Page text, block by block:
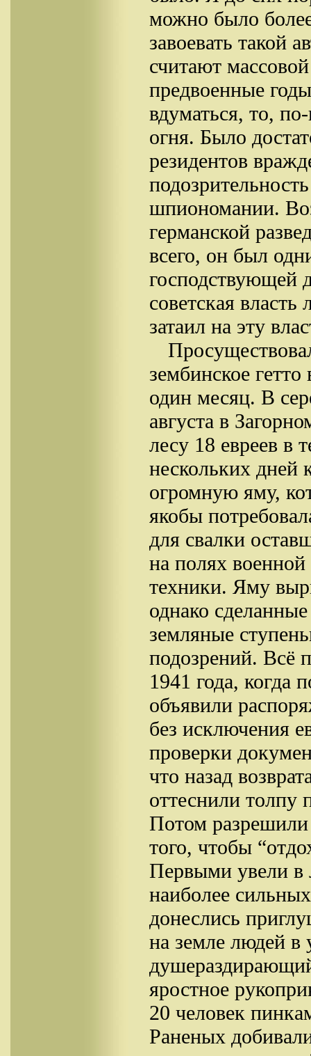
можно было
завоевать такой
считают
предвоенные
вдуматься, то,
огня. Было
резидентов
шпиономании.
германской
всего, он был
господствующей
советская
затаил на эту
зембинское гетто
один месяц. В
августа в
лесу 18 евреев в
нескольких дней
огромную яму,
якобы
для свалки
на полях военной
техники. Яму
однако сделанные
земляные
подозрений. Всё
1941 года, когда
объявили
без исключения
проверки
что назад
оттеснили толпу
Потом
того, чтобы
Первыми увели в
наиболее
донеслись
на земле людей
яростное
20 человек
Раненых